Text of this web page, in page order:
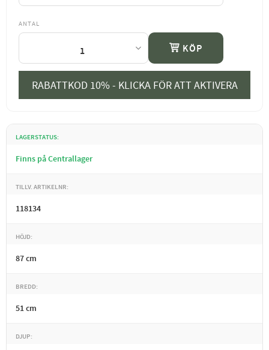
ANTAL
KÖP
RABATTKOD 10% - KLICKA FÖR ATT AKTIVERA
LAGERSTATUS
Finns på Centrallager
TILLV. ARTIKELNR
118134
HÖJD
87 cm
BREDD
51 cm
DJUP